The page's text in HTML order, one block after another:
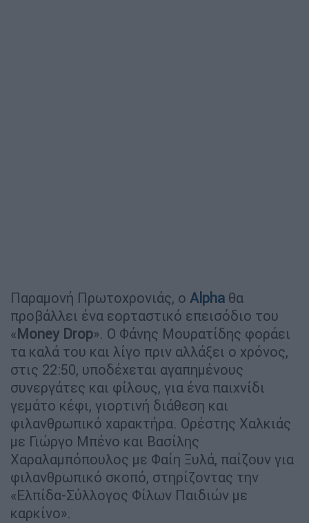
Παραμονή Πρωτοχρονιάς, ο Alpha θα
προβάλλει ένα εορταστικό επεισόδιο του
«Money Drop». Ο Φάνης Μουρατίδης φοράει
τα καλά του και λίγο πριν αλλάξει ο χρόνος,
στις 22:50, υποδέχεται αγαπημένους
συνεργάτες και φίλους, για ένα παιχνίδι
γεμάτο κέφι, γιορτινή διάθεση και
φιλανθρωπικό χαρακτήρα. Ορέστης Χαλκιάς
με Γιώργο Μπένο και Βασίλης
Χαραλαμπόπουλος με Φαίη Ξυλά, παίζουν για
φιλανθρωπικό σκοπό, στηρίζοντας την
«Ελπίδα-Σύλλογος Φίλων Παιδιών με
καρκίνο».